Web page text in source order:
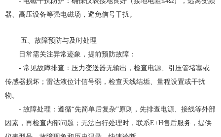
器、高压设备等强电磁场，避免信号干扰。
五、故障预防与及时处理
日常需关注异常迹象，提前预防故障：
- 常见故障排查：压力变送器无输出，检查电源、引压管堵塞或
传感器损坏；雷达液位计信号弱，检查天线结垢、量程设置或干扰
物。
- 故障处理：遵循“先简单后复杂”原则，先排查电源、接线等外部
因素，再检查内部问题；无法自行处理时，联系E+H售后服务，提供